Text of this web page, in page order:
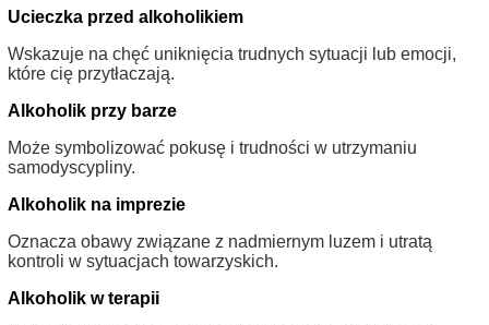
Ucieczka przed alkoholikiem
Wskazuje na chęć uniknięcia trudnych sytuacji lub emocji,
które cię przytłaczają.
Alkoholik przy barze
Może symbolizować pokusę i trudności w utrzymaniu
samodyscypliny.
Alkoholik na imprezie
Oznacza obawy związane z nadmiernym luzem i utratą
kontroli w sytuacjach towarzyskich.
Alkoholik w terapii